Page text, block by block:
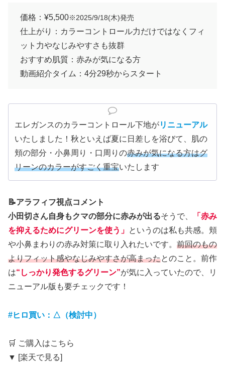
価格：¥5,500※2025/9/18(木)発売
仕上がり：カラーコントロール力だけではなくフィ
ット力やなじみやすさも抜群
おすすめ肌質：赤みが気になる方
動画紹介タイム：4分29秒からスタート
エレガンスのカラーコントロール下地がリニューアル
いたしました！秋といえば夏に日差しを浴びて、肌の
頬の部分・小鼻周り・口周りの赤みが気になる方はグ
リーンのカラーがすごく重宝いたします
📝アラフィフ視点コメント
小田切さん自身もクマの部分に赤みが出るそうで、
「赤み
を抑えるためにグリーンを使う」 というのは私も共感。頬
や小鼻まわりの赤み対策に取り入れたいです。 前回のもの
よりフィット感やなじみやすさが高まったとのこと。前作
は“しっかり発色するグリーン”が気に入っていたので、リ
ニューアル版も要チェックです！
#ヒロ買い：△（検討中）
🛒 ご購入はこちら
▼ [楽天で見る]